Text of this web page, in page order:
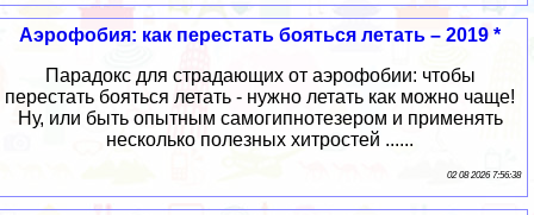
Аэрофобия: как перестать бояться летать – 2019 *
Парадокс для страдающих от аэрофобии: чтобы
перестать бояться летать - нужно летать как можно чаще!
Ну, или быть опытным самогипнотезером и применять
несколько полезных хитростей ......
02 08 2026 7:56:38